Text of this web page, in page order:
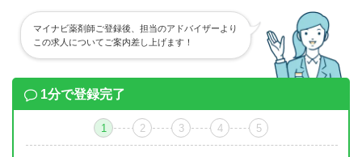
マイナビ薬剤師ご登録後、担当のアドバイザーより
この求人についてご案内差し上げます！
1分で登録完了
1 2 3 4 5